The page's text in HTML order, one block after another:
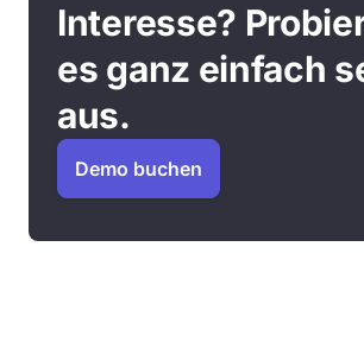
Interesse?
es ganz einfach
aus.
Demo buchen